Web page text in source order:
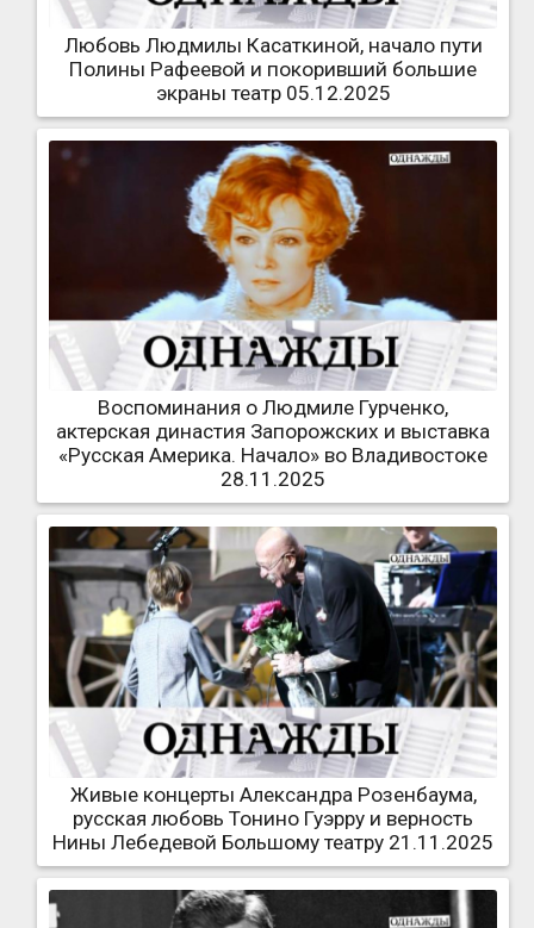
Любовь Людмилы Касаткиной, начало пути
Полины Рафеевой и покоривший большие
экраны театр 05.12.2025
Воспоминания о Людмиле Гурченко,
актерская династия Запорожских и выставка
«Русская Америка. Начало» во Владивостоке
28.11.2025
Живые концерты Александра Розенбаума,
русская любовь Тонино Гуэрру и верность
Нины Лебедевой Большому театру 21.11.2025